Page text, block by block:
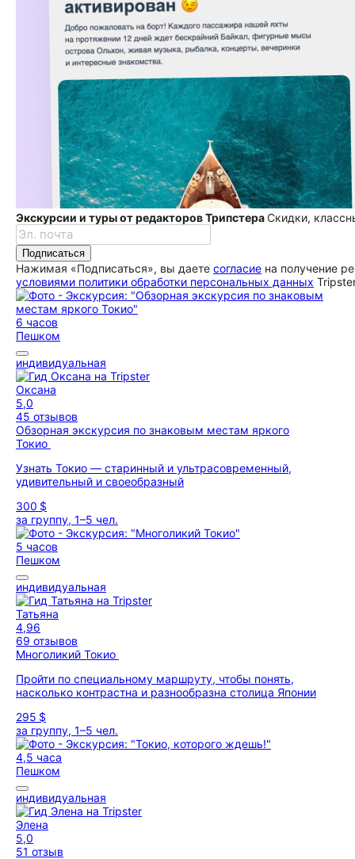
Экскурсии и туры от редакторов ТрипстераСкидки,
Подписаться
Нажимая «Подписаться», вы даете согласие на получение
условиями политики обработки персональных данных
6 часов
Пешком
индивидуальная
Оксана
5,0
45 отзывов
Обзорная экскурсия по знаковым местам яркого
Токио
Узнать Токио — старинный и ультрасовременный,
удивительный и своеобразный
300 $
за группу, 1–5 чел.
5 часов
Пешком
индивидуальная
Татьяна
4,96
69 отзывов
Многоликий Токио
Пройти по специальному маршруту, чтобы понять,
насколько контрастна и разнообразна столица Японии
295 $
за группу, 1–5 чел.
4,5 часа
Пешком
индивидуальная
Элена
5,0
51 отзыв